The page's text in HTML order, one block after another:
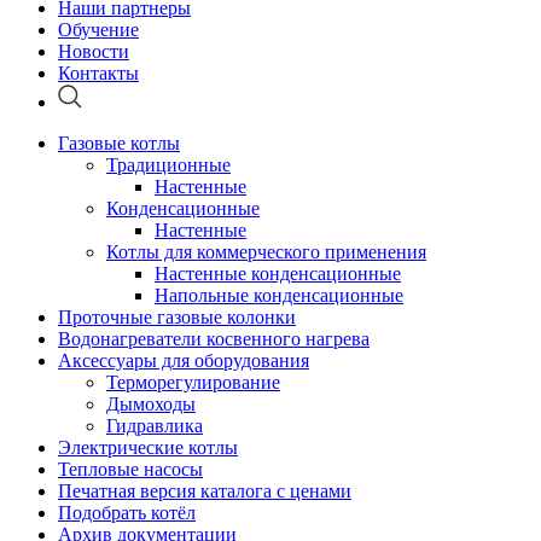
Наши партнеры
Обучение
Новости
Контакты
Газовые котлы
Традиционные
Настенные
Конденсационные
Настенные
Котлы для коммерческого применения
Настенные конденсационные
Напольные конденсационные
Проточные газовые колонки
Водонагреватели косвенного нагрева
Аксессуары для оборудования
Терморегулирование
Дымоходы
Гидравлика
Электрические котлы
Тепловые насосы
Печатная версия каталога с ценами
Подобрать котёл
Архив документации